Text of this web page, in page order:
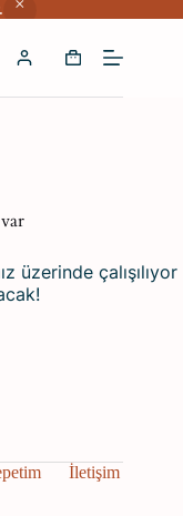
Shopping
üzerinde çalışılıyor
İletişim